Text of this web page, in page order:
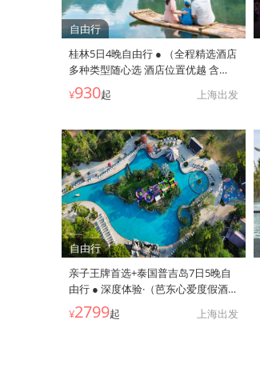
自由行
桂林5日4晚自由行 ● （全程精选酒店
多种类型随心选 酒店位置优越 含
10KG托运+7KG手提行李额）
¥930起 上海出发
自由行
亲子王牌首选+泰国普吉岛7日5晚自
由行 ● 深度体验·（芭东心爱度假酒店
+步行 3 分钟到芭东海滩+三个独特泳
池+水上乐园滑滑梯+亲子蘑菇屋+闹
¥2799起 上海出发